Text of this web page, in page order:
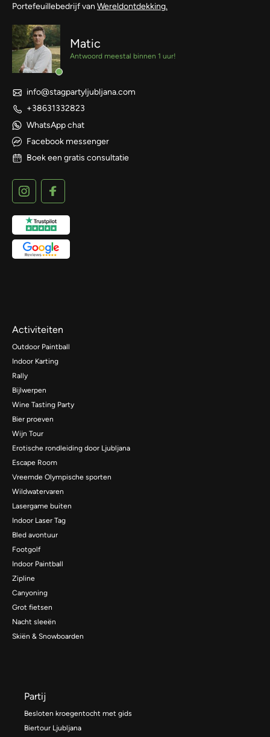
Portefeuillebedrijf van Wereldontdekking.
Matic
Antwoord meestal binnen 1 uur!
info@stagpartyljubljana.com
+38631332823
WhatsApp chat
Facebook messenger
Boek een gratis consultatie
Activiteiten
Outdoor Paintball
Indoor Karting
Rally
Bijlwerpen
Wine Tasting Party
Bier proeven
Wijn Tour
Erotische rondleiding door Ljubljana
Escape Room
Vreemde Olympische sporten
Wildwatervaren
Lasergame buiten
Indoor Laser Tag
Bled avontuur
Footgolf
Indoor Paintball
Zipline
Canyoning
Grot fietsen
Nacht sleeën
Skiën & Snowboarden
Partij
Besloten kroegentocht met gids
Biertour Ljubljana